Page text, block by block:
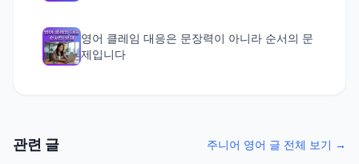
영어 클레임 대응은 문장력이 아니라 순서의 문
제입니다
관련 글 주니어 영어 글 전체 보기 →